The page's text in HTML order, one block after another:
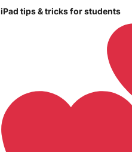
iPad tips & tricks for students